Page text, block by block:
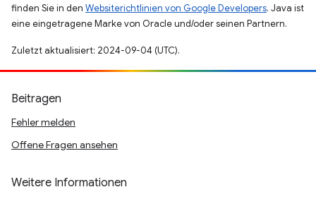
finden Sie in den Websiterichtlinien von Google Developers. Java ist
eine eingetragene Marke von Oracle und/oder seinen Partnern.
Zuletzt aktualisiert: 2024-09-04 (UTC).
Beitragen
Fehler melden
Offene Fragen ansehen
Weitere Informationen